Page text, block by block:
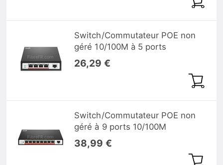
Switch/Commutateur POE non
géré 10/100M à 5 ports
26,29 €
Switch/Commutateur POE non
géré à 9 ports 10/100M
38,99 €